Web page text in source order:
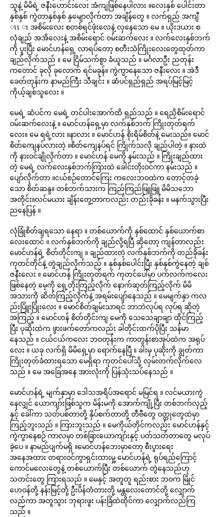
သူနဲ့ မိမိရဲ့ ဇနီးဟောင်းလေး အံကျဖြစ်နေပါလား ။လေးနှစ် ပေါင်းတာ
နှစ်နှစ် ကွဲတာနှစ်နှစ် နှမျောလိုက်တာ အချိန်တွေ ။ လက်ရှည် အကျီ
ၤၤ ၤ အစိမ်းလေး စတစ်ရင်ဖုံးလေနဲ့ လှနေသော မေ ။ ယိုးဒယား စ
လုံချည် အအိလေးနဲ့ အစိမ်းရောင် ဝမ်းဆက်လေး ။ လက်လေးနှစ်ဘက်
ကို ပူးပြီး မောင်ဟန်ရှေ့ လာရပ်တော့ စတီးသံကြိုးလေးတွေထုတ်ကာ
ချည်လိုက်သည် ။ မေ ငြိမ်သက်စွာ ခံယူသည် ။ မင်္ဂလာဦး ညတုန်း
ကတောင် ခုလို ခုလောက် ရင်မခုန်။ ကွဲကွာနေသော ဇနီးလေး ။ အဲဒီ
ခေတ်တုန်းက နာမည်ကြီး သီချင်း ။ ဆံပင်ရှည်ရှည် အရပ်မြင့်မြင့်
ကိုယ့်ချစ်သူလေး ။
မေရဲ့ ဆံပင်က မေရဲ့ တင်ပါးအောက်ထိ ရှည်သည် ။ ရေညှိစိမ်းရောင်
ဝမ်းဆက်လေးနဲ့ ။ မောင်ဟန်ရှေ့မှာ လက်နှစ်ဘက် ကြိုးတုတ်ရက်
လေး။ မေ ရရဲ့လား ။နာလား ။ မောင်ဟန် စိုးရိမ်စိတ်နဲ့ မေးသည်။ မောင်
စိတ်ကျေနပ်လားတဲ့ ။စိတ်ကျေနပ်ရင် ကြိုက်သလို ချည်ပါတဲ့ ။ နားထဲ
ကို နားဝင်ချိုလိုက်တာ ။ မောင်ဟန် မေကို နမ်းသည် ။ ကြိုးချည်ထား
တဲ့ မေရဲ့ လက်လေးနှစ်ဘက်ကြားထဲ ခေါင်းတိုးဝင်ကာ နမ်းသည် ။
ပျော်လိုက်တာ ။ငယ်စဉ်တောင်ကြေး ကလေးဘဝထဲက တောင့်တခဲ့
သော စိတ်ဆန္ဒ။ တစ်ဘက်သားက ကြည်ကြည်ဖြူဖြူ မိမိသဘော
အတိုင်း။လင်မယား ချိန်းတွေ့တာကလည်း တည်းခိုခန်း ။ မနက်သွားပြီး
ညနေပြန် ။
လုံခြုံစိတ်ချရသော နေရာ ။ တစ်ယောက်ကို နှစ်ထောင် နှစ်ယောက်စာ
လေးထောင် ။ လက်နှစ်ဘက်ကို ချည်လို့ရပြီ ဆိုတော့ ကျန်တာလည်း
မောင်ဟန်ရဲ့ စိတ်တိုင်းကျ ။ ချည်ထားတဲ့ လက်နှစ်ဘက်ကို တည်ခိုခန်း
ကုတင်တိုင်နဲ့ တွဲချည်လိုက်သည် ။ နှစ်နှစ်ပေါင်းပြီး နှစ်နှစ်ကွဲနေတဲ့ ချစ်
ဇနီးလေး ။ မောင်ဟန် ကြိုးတုတ်ရက် ကုတင်ပေါ်မှာ ပက်လက်ကလေး
ဖြစ်နေတဲ့ မေ့ကို ရှေ့တိုးကြည့်လိုက် နောက်ဆုတ်ကြည့်လိုက် မိမိ
အသားကို ဆိတ်ကြည့်လိုက်နဲ့ အရမ်းပျော်နေသည် ။ မေမျက်နှာ ကလ
ည်းပြူံးပြုံးလေး ။ မောင်စိတ်ချမ်းသာရင် ဘာဘဲလုပ်ရ လုပ်ရ ဆိုတဲ့
အကြည့် ။ မောင်ဟန် စိတ်တိုင်းကျ မေကို သေသေချာချာ ထိုင်ကြည့်
ပြီး ပုဆိုးထဲက ဖွားဖက်တော်ကလည်း ခါတိုင်းထက်ပိုပြီး သန်မာ
နေသည် ။ ငယ်ငယ်ကလေး ဘဝတုန်းက ကာတွန်းစာအုပ်ထဲက အရုပ်
လေး ။ ယခု လက်ရှိ မိမိရှေ့မှာ ရောက်နေပြီ ။ ခါးမှ ပုဆိုးကို ချွတ်ကာ
ကြိုးတုတ်ခံထားရသော မေရှိရာ ကုတင်ပေါ်သို့ လှမ်းတက်လိုက်လေ
သည် ။ မေ အခြေအနေ အားလုံးကို ပြန်သုံးသပ်နေသည် ။
မောင်ဟန်ရဲ့ မျက်နှာမှာ ဒေါသအရိပ်အရောင် မမြင်ရ ။ လင်မယားကွဲ
နေလျှင် ယောကျာ်းဖြစ်သူက မိန်းမကို အောက်ကျို့ပြီး တစ်ဘက်လှည့်
နှင့် ခေါ်ကာ သတ်ပစ်တာတို့ နှိပ်စက်တာတို့ တီဗီတွေ ဝတ္တုတွေထဲမှာ
ကြည့်ဘူးသည် ။ ကြားဘူးသည် ။ မေကိုယ်တိုင်ကလည်း မောင်ဟန်နှင့်
ကွဲကွာနေစဉ် ကာလမှာ တစ်ခြားယောကျာ်းနှင့် ပတ်သတ်တာတွေ မလုပ်
ခဲ့ပေ ။ နာမည်ပျက်မရှိ ။မောင်ဟန်ဘေးမှာတော့ စီးပွားရေး
အနေအထား တရားဝင်ကွာရှင်းထားမှု့ မောင်ဟန်ရဲ့ ရုပ်ရည်ကြောင့်
ကောင်မလေးတွေနဲ့ တစ်ယောက်ပြီး တစ်ယောက် တွဲနေသည်ဟု
သတင်းတွေ ကြားရသည် ။ မေနှင့် အတူတူ ရည်းစား ဘဝက မြိုင်
ဟေဝန်တို့ နန်းမြင့်တို့ ဦးပိန်တံတားတို့ မန္တလေးတောင်တို့ လျှောက်
လည်ကာ အတူသွား ဘုရားဖူး ပန်းခြံထဲထိုင်ကာ လျှောက်လည်ကြ
သည် ။